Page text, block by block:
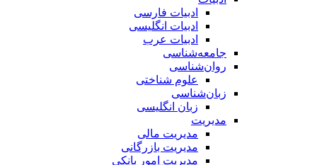
ادبیات فارسی
ادبیات انگلیسی
ادبیات عرب
جامعه‌شناسی
روان‌شناسی
علوم شناختی
زبان‌شناسی
زبان انگلیسی
مدیریت
مدیریت مالی
مدیریت بازرگانی
مدیریت امور بانکی